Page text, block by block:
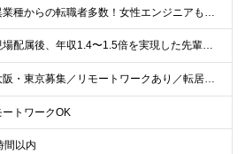
【異業種からの転職者多数！女性エンジニアも活躍中】 ◆学歴不問 ◆未経験OK ≪こんな方を歓迎しています≫ ◎未経験から成長できる環境で活躍したい方 ◎大学やスクールでIT系のスキルを学んだことのあ
【現場配属後、年収1.4〜1.5倍を実現した先輩も！残業代全額支給】 ◆給与は経験やスキルに応じて決定します ◆年俸制250万円～350万円（1/12を月々支給） ≪年収UPの例≫ ◎飲食業からのキ
【大阪・東京募集／リモートワークあり／転居を伴う転勤なし】 東京本社、大阪事務所、または東京23区内・関西（大阪・兵庫）の各クライアント先勤務 ◆入社後、約1年間はクライアント先ではなく 自社内（東
ートワークOK
間以内